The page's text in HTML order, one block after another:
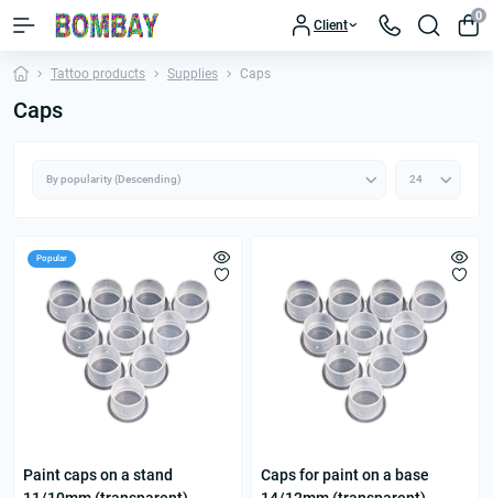
Client
0
Tattoo products Supplies Caps
Caps
Popular
Paint caps on a stand
Caps for paint on a base